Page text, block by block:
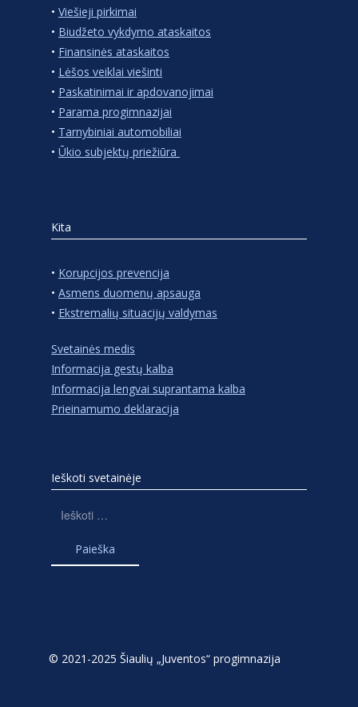
• Viešieji pirkimai
• Biudžeto vykdymo ataskaitos
• Finansinės ataskaitos
• Lėšos veiklai viešinti
• Paskatinimai ir apdovanojimai
• Parama progimnazijai
• Tarnybiniai automobiliai
• Ūkio subjektų priežiūra
Kita
• Korupcijos prevencija
• Asmens duomenų apsauga
• Ekstremalių situacijų valdymas
Svetainės medis
Informacija gestų kalba
Informacija lengvai suprantama kalba
Prieinamumo deklaracija
Ieškoti svetainėje
© 2021-2025 Šiaulių „Juventos“ progimnazija